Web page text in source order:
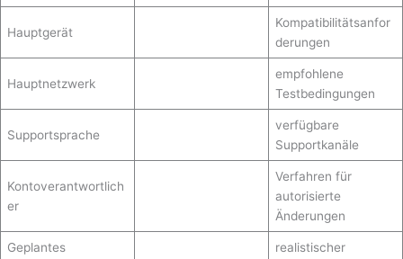
Hauptgerät
Kompatibilitätsanfor
derungen
Hauptnetzwerk
empfohlene
Testbedingungen
Supportsprache
verfügbare
Supportkanäle
Kontoverantwortlich
er
Verfahren für
autorisierte
Änderungen
Geplantes
realistischer